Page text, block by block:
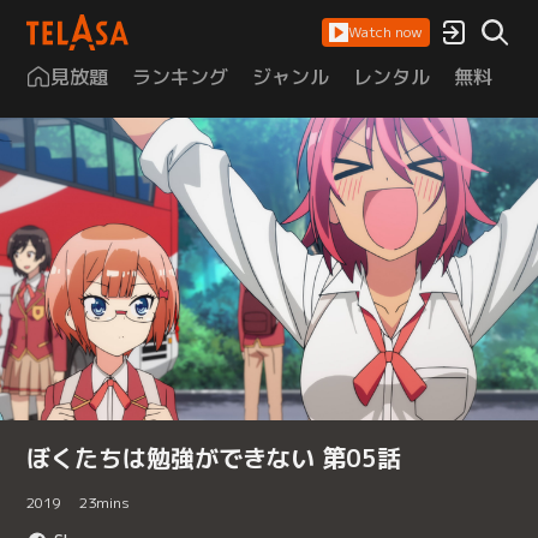
Watch now
見放題 ランキング ジャンル レンタル 無料
ぼくたちは勉強ができない 第05話
2019 23mins